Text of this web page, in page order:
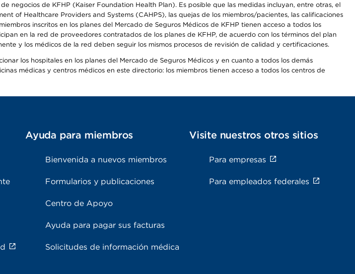
negocios de KFHP (Kaiser Foundation Health Plan). Es posible que las medidas incluyan, entre otras, el
of Healthcare Providers and Systems (CAHPS), las quejas de los miembros/pacientes, las calificaciones
inscritos en los planes del Mercado de Seguros Médicos de KFHP tienen acceso a todos los
en la red de proveedores contratados de los planes de KFHP, de acuerdo con los términos del plan
y los médicos de la red deben seguir los mismos procesos de revisión de calidad y certificaciones.
los hospitales en los planes del Mercado de Seguros Médicos y en cuanto a todos los demás
médicas y centros médicos en este directorio: los miembros tienen acceso a todos los centros de
Ayuda para miembros
Bienvenida a nuevos miembros
Formularios y publicaciones
Centro de Apoyo
Ayuda para pagar sus facturas
Solicitudes de información médica
Visite nuestros otros sitios
Para empresas
Para empleados federales